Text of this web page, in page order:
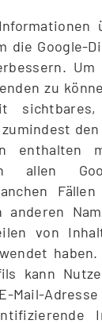
die Google-
Um
zu
sichtbares,
enthalten
anderen
von
kann
Mail-